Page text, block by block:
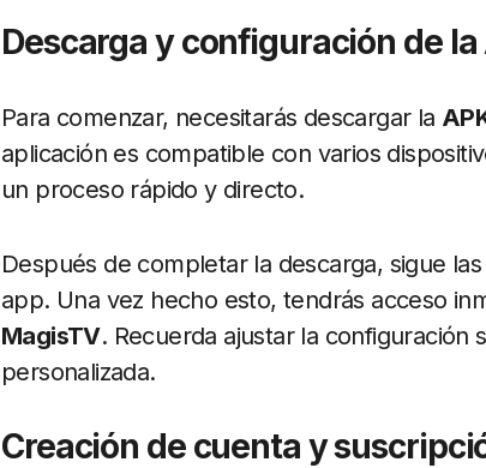
Descarga y configuración de la
Para comenzar, necesitarás descargar la
aplicación es compatible con varios
un proceso rápido y directo.
Después de completar la descarga, sigue
app. Una vez hecho esto, tendrás acceso
MagisTV. Recuerda ajustar la configuración
personalizada.
Creación de cuenta y